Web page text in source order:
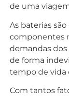
de uma
As baterias
componentes
demandas dos
de forma
tempo de vida
Com tantos